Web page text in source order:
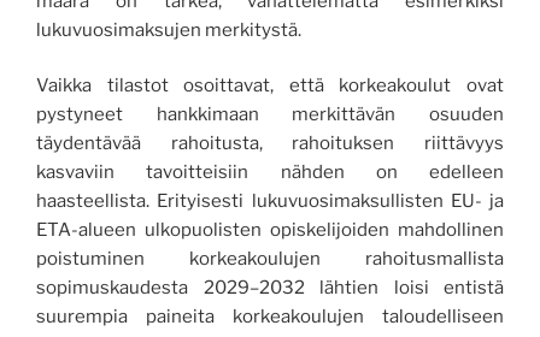
lukuvuosimaksujen merkitystä.
Vaikka tilastot osoittavat, että korkeakoulut ovat
pystyneet hankkimaan merkittävän osuuden
täydentävää rahoitusta, rahoituksen riittävyys
kasvaviin tavoitteisiin nähden on edelleen
haasteellista. Erityisesti lukuvuosimaksullisten EU- ja
ETA-alueen ulkopuolisten opiskelijoiden mahdollinen
poistuminen korkeakoulujen rahoitusmallista
sopimuskaudesta 2029–2032 lähtien loisi entistä
suurempia paineita korkeakoulujen taloudelliseen